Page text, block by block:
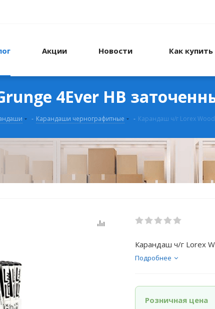
Акции Новости Как купить
4Ever НВ
- Карандаши чернографитные - Карандаш ч/г Lorex
Карандаш ч/г Lorex
Подробнее
Розничная цена